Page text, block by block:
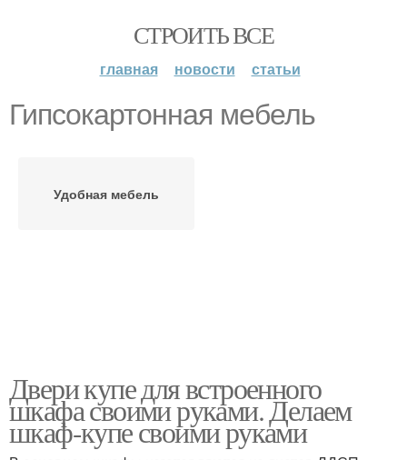
СТРОИТЬ ВСЕ
главная новости статьи
Гипсокартонная мебель
Удобная мебель
Двери купе для встроенного
шкафа своими руками. Делаем
шкаф-купе своими руками